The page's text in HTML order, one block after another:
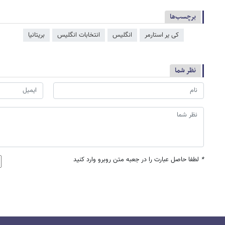
برچسب‌ها
کی یر استارمر انگلیس انتخابات انگلیس بریتانیا
نظر شما
* لطفا حاصل عبارت را در جعبه متن روبرو وارد کنید